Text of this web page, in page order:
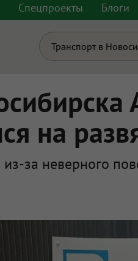
Спецпроекты Блоги
Транспорт в
на
из-за неверного